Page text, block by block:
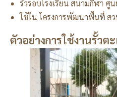
รั้วรอบโรงเรียน สนามกีฬา
ใช้ใน โครงการพัฒนาพื้นที่ ส
ตัวอย่างการใช้งานรั้วต